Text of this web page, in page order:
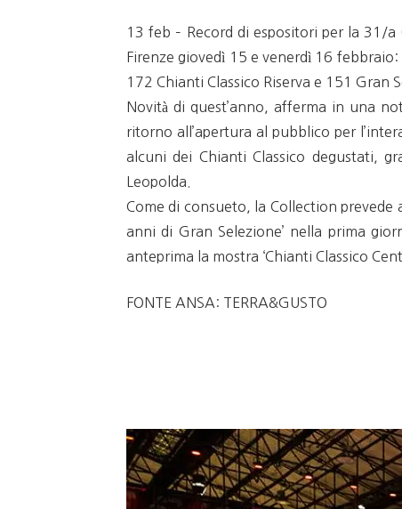
13 feb – Record di espositori per la 31/
Firenze giovedì 15 e venerdì 16
172 Chianti Classico Riserva e 151 Gran
Novità di quest’anno, afferma in una
ritorno all’apertura al pubblico per
alcuni dei Chianti Classico degustati,
Leopolda.
Come di consueto, la Collection
anni di Gran Selezione’ nella prima
anteprima la mostra ‘Chianti Classico
FONTE ANSA: TERRA&GUSTO